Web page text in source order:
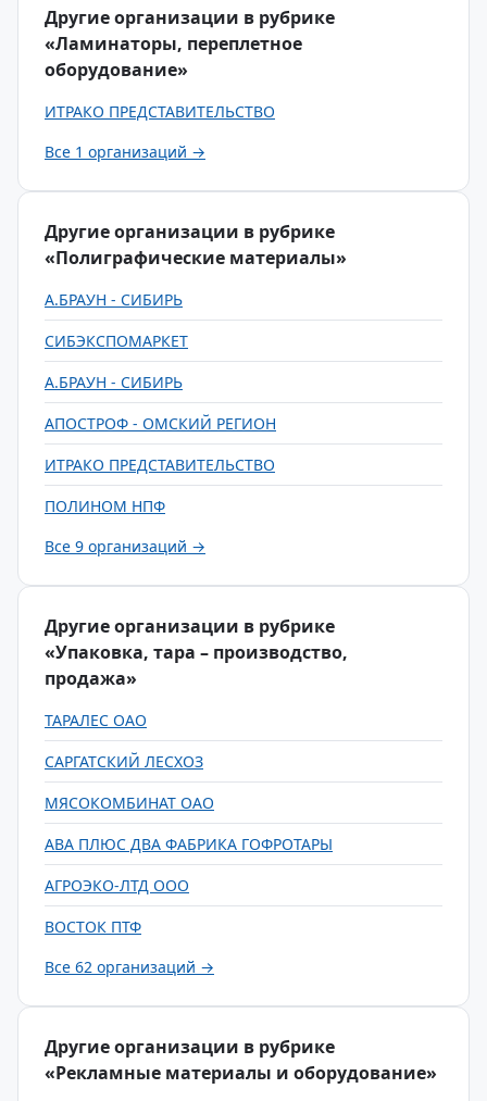
Другие организации в рубрике
«Ламинаторы, переплетное
оборудование»
ИТРАКО ПРЕДСТАВИТЕЛЬСТВО
Все 1 организаций →
Другие организации в рубрике
«Полиграфические материалы»
А.БРАУН - СИБИРЬ
СИБЭКСПОМАРКЕТ
А.БРАУН - СИБИРЬ
АПОСТРОФ - ОМСКИЙ РЕГИОН
ИТРАКО ПРЕДСТАВИТЕЛЬСТВО
ПОЛИНОМ НПФ
Все 9 организаций →
Другие организации в рубрике
«Упаковка, тара – производство,
продажа»
ТАРАЛЕС ОАО
САРГАТСКИЙ ЛЕСХОЗ
МЯСОКОМБИНАТ ОАО
АВА ПЛЮС ДВА ФАБРИКА ГОФРОТАРЫ
АГРОЭКО-ЛТД ООО
ВОСТОК ПТФ
Все 62 организаций →
Другие организации в рубрике
«Рекламные материалы и оборудование»